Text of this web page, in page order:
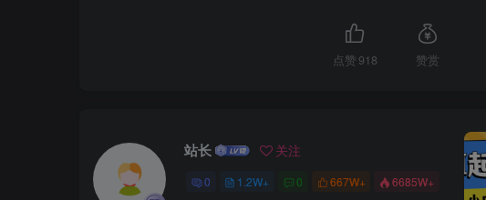
点赞 918 赞赏
站长 关注
0 1.2W+ 0 667W+ 6685W+